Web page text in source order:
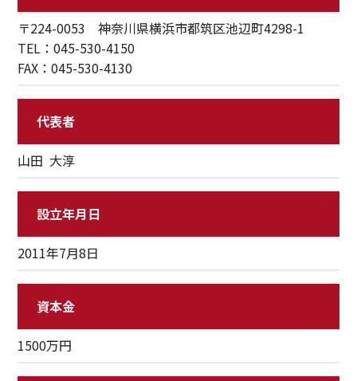
〒224-0053 神奈川県横浜市都筑区池辺町4298-1
TEL：045-530-4150
FAX：045-530-4130
代表者
山田 大淳
設立年月日
2011年7月8日
資本金
1500万円